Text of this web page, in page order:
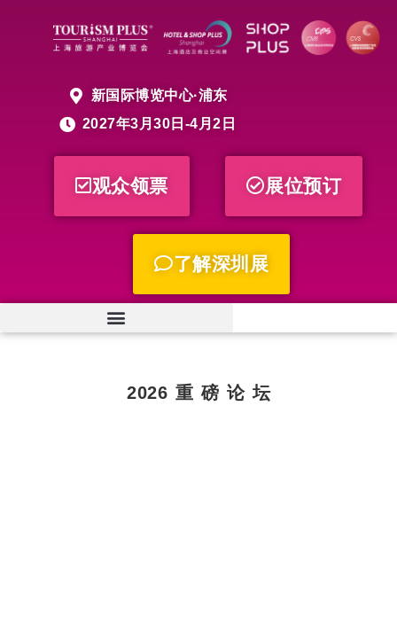
新国际博览中心·浦东
2027年3月30日-4月2日
观众领票 展位预订
了解深圳展
2026 重 磅 论 坛